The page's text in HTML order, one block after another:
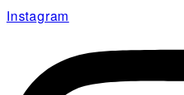
コ
Instagram